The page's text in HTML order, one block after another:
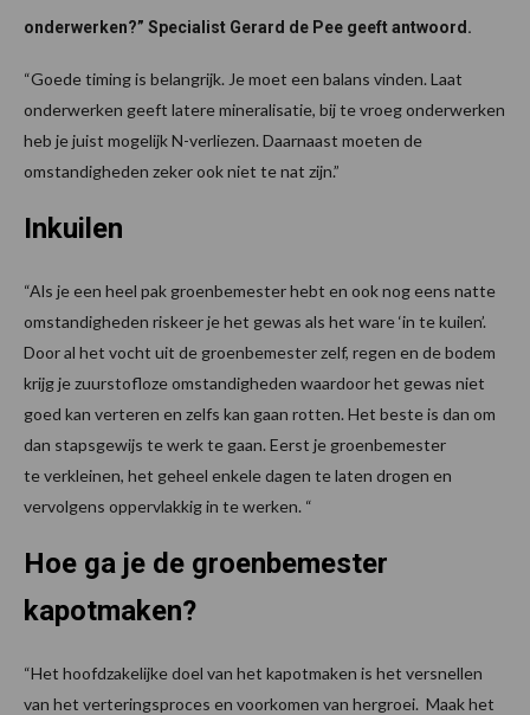
onderwerken?” Specialist Gerard de Pee geeft antwoord.
“Goede timing is belangrijk. Je moet een balans vinden. Laat
onderwerken geeft latere mineralisatie, bij te vroeg onderwerken
heb je juist mogelijk N-verliezen. Daarnaast moeten de
omstandigheden zeker ook niet te nat zijn.”
Inkuilen
“Als je een heel pak groenbemester hebt en ook nog eens natte
omstandigheden riskeer je het gewas als het ware ‘in te kuilen’.
Door al het vocht uit de groenbemester zelf, regen en de bodem
krijg je zuurstofloze omstandigheden waardoor het gewas niet
goed kan verteren en zelfs kan gaan rotten. Het beste is dan om
dan stapsgewijs te werk te gaan. Eerst je groenbemester
te verkleinen, het geheel enkele dagen te laten drogen en
vervolgens oppervlakkig in te werken. “
Hoe ga je de groenbemester
kapotmaken?
“Het hoofdzakelijke doel van het kapotmaken is het versnellen
van het verteringsproces en voorkomen van hergroei. Maak het